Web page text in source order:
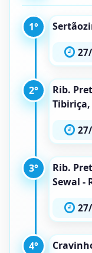
1°
2°
Rib.
Tibiriça,
3°
Rib.
Sewal -
4°